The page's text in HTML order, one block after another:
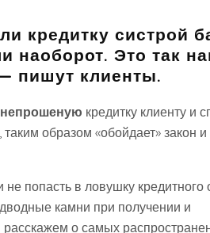
кредитку систрой
наоборот. Это так
пишут клиенты.
кредитку клиенту и
образом «обойдает» закон
попасть в ловушку кредитного
камни при получении и
расскажем о самых